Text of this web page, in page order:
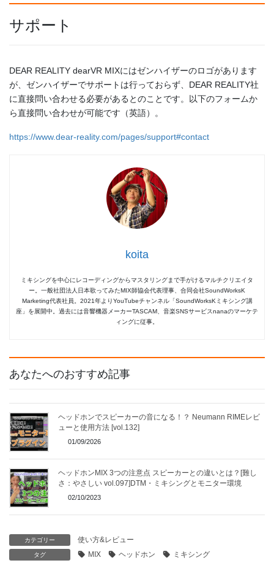
サポート
DEAR REALITY dearVR MIXにはゼンハイザーのロゴがあります
が、ゼンハイザーでサポートは行っておらず、DEAR REALITY社
に直接問い合わせる必要があるとのことです。以下のフォームか
ら直接問い合わせが可能です（英語）。
https://www.dear-reality.com/pages/support#contact
koita
ミキシングを中心にレコーディングからマスタリングまで手がけるマルチクリエイタ
ー。一般社団法人日本歌ってみたMIX師協会代表理事、合同会社SoundWorksK
Marketing代表社員。2021年よりYouTubeチャンネル「SoundWorksKミキシング講
座」を展開中。過去には音響機器メーカーTASCAM、音楽SNSサービスnanaのマーケテ
ィングに従事。
あなたへのおすすめ記事
ヘッドホンでスピーカーの音になる！？ Neumann RIMEレビ
ューと使用方法 [vol.132]
01/09/2026
ヘッドホンMIX 3つの注意点 スピーカーとの違いとは？[難し
さ：やさしい vol.097]DTM・ミキシングとモニター環境
02/10/2023
カテゴリー 使い方&レビュー
タグ MIX ヘッドホン
ミキシング